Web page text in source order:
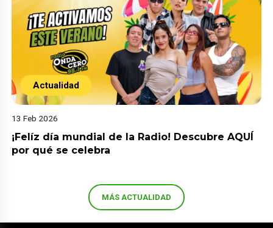
Actualidad
13 Feb 2026
¡Felíz día mundial de la Radio! Descubre AQUÍ
por qué se celebra
MÁS ACTUALIDAD